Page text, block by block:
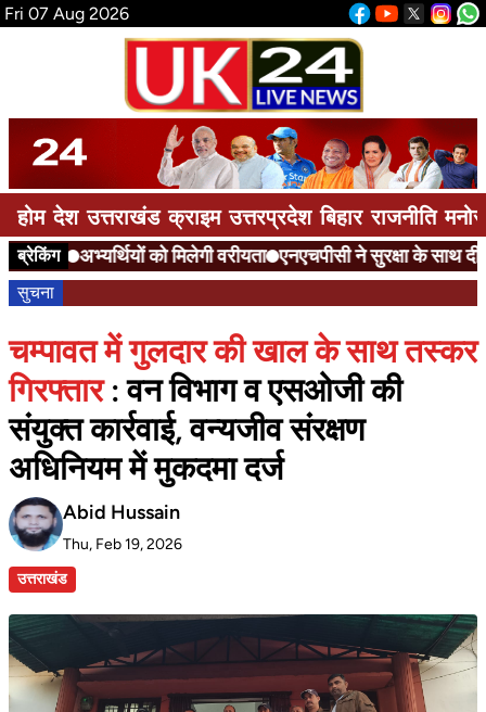
Fri 07 Aug 2026
होम देश उत्तराखंड क्राइम उत्तरप्रदेश बिहार राजनीति
ब्रेकिंगअभ्यर्थियों को मिलेगी वरीयता एनएचपीसी ने सुरक्षा के साथ दी
सुचना
चम्पावत में गुलदार की खाल के साथ तस्कर
गिरफ्तार: वन विभाग व एसओजी की
संयुक्त कार्रवाई, वन्यजीव संरक्षण
अधिनियम में मुकदमा दर्ज
Abid Hussain
Thu, Feb 19, 2026
उत्तराखंड